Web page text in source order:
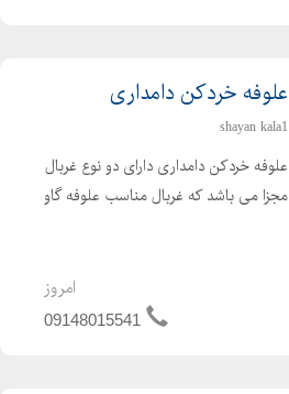
علوفه خردکن دامداری
shayan kala1
علوفه خردکن دامداری دارای دو نوع غربال
مجزا می باشد که غربال مناسب علوفه گاو
تیغه های تعبیه شده ثابت در بدنه و تیغه
امروز
09148015541